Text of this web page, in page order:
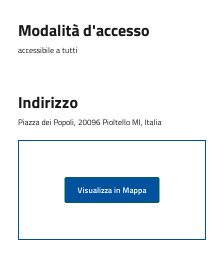
Modalità d'accesso
accessibile a tutti
Indirizzo
Piazza dei Popoli, 20096 Pioltello MI, Italia
Visualizza in Mappa